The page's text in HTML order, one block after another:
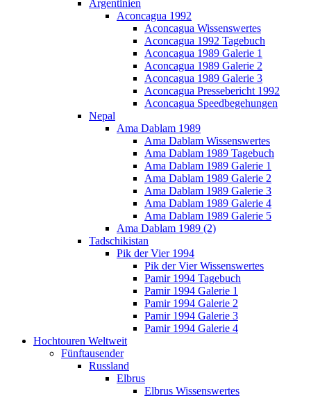
Argentinien
Aconcagua 1992
Aconcagua Wissenswertes
Aconcagua 1992 Tagebuch
Aconcagua 1989 Galerie 1
Aconcagua 1989 Galerie 2
Aconcagua 1989 Galerie 3
Aconcagua Pressebericht 1992
Aconcagua Speedbegehungen
Nepal
Ama Dablam 1989
Ama Dablam Wissenswertes
Ama Dablam 1989 Tagebuch
Ama Dablam 1989 Galerie 1
Ama Dablam 1989 Galerie 2
Ama Dablam 1989 Galerie 3
Ama Dablam 1989 Galerie 4
Ama Dablam 1989 Galerie 5
Ama Dablam 1989 (2)
Tadschikistan
Pik der Vier 1994
Pik der Vier Wissenswertes
Pamir 1994 Tagebuch
Pamir 1994 Galerie 1
Pamir 1994 Galerie 2
Pamir 1994 Galerie 3
Pamir 1994 Galerie 4
Hochtouren Weltweit
Fünftausender
Russland
Elbrus
Elbrus Wissenswertes